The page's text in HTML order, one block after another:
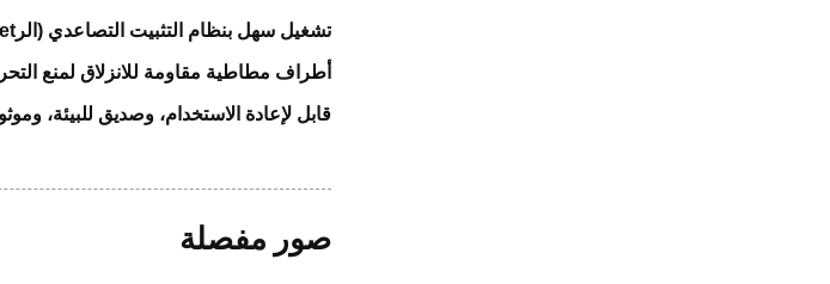
تشغيل سهل بنظام التثبيت التصاعدي (الرatchet) أو نظام القفل بالالتواء
أطراف مطاطية مقاومة للانزلاق لمنع
قابل لإعادة الاستخدام، وصديق للبيئة،
صور مفصلة